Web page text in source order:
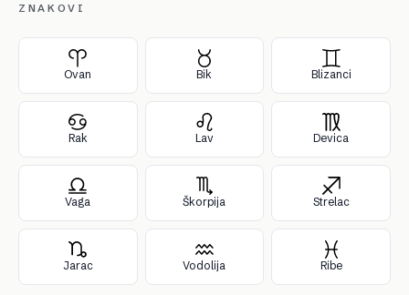
ZNAKOVI
Ovan Bik Blizanci
Rak Lav Devica
Vaga Škorpija Strelac
Jarac Vodolija Ribe